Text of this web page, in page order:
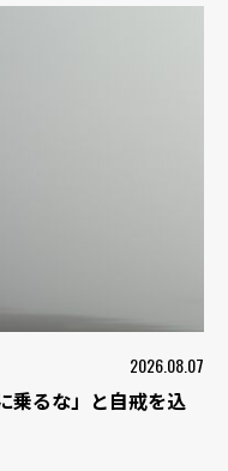
2026.08.07
乗るな」と自戒を込